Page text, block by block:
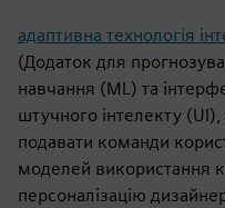
адаптивна технологія
(Додаток для
навчання (ML) та
штучного інтелекту
подавати команди
моделей використання
персоналізацію